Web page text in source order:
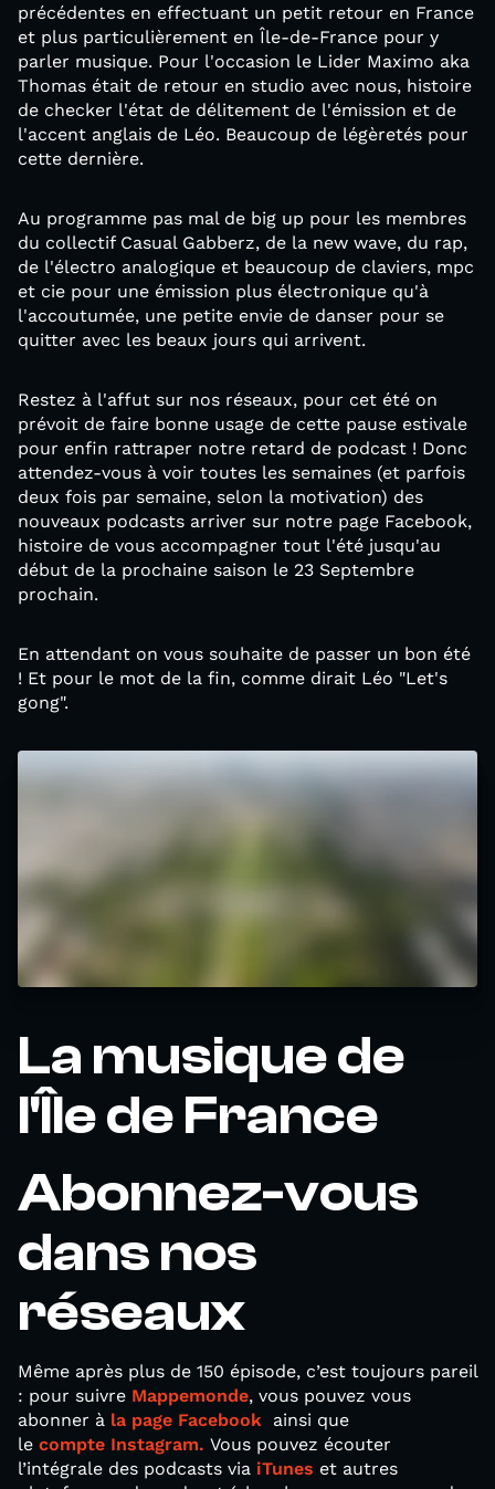
précédentes en effectuant un petit retour en France
et plus particulièrement en Île-de-France pour y
parler musique. Pour l'occasion le Lider Maximo aka
Thomas était de retour en studio avec nous, histoire
de checker l'état de délitement de l'émission et de
l'accent anglais de Léo. Beaucoup de légèretés pour
cette dernière.
Au programme pas mal de big up pour les membres
du collectif Casual Gabberz, de la new wave, du rap,
de l'électro analogique et beaucoup de claviers, mpc
et cie pour une émission plus électronique qu'à
l'accoutumée, une petite envie de danser pour se
quitter avec les beaux jours qui arrivent.
Restez à l'affut sur nos réseaux, pour cet été on
prévoit de faire bonne usage de cette pause estivale
pour enfin rattraper notre retard de podcast ! Donc
attendez-vous à voir toutes les semaines (et parfois
deux fois par semaine, selon la motivation) des
nouveaux podcasts arriver sur notre page Facebook,
histoire de vous accompagner tout l'été jusqu'au
début de la prochaine saison le 23 Septembre
prochain.
En attendant on vous souhaite de passer un bon été
! Et pour le mot de la fin, comme dirait Léo "Let's
gong".
La musique de
l'Île de France
Abonnez-vous
dans nos
réseaux
Même après plus de 150 épisode, c’est toujours pareil
: pour suivre Mappemonde, vous pouvez vous
abonner à la page Facebook ainsi que
le compte Instagram. Vous pouvez écouter
l’intégrale des podcasts via iTunes et autres